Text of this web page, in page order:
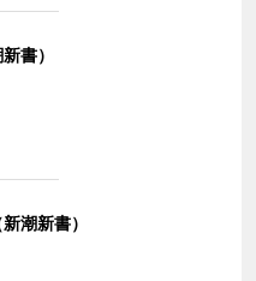
書）
潮新書）